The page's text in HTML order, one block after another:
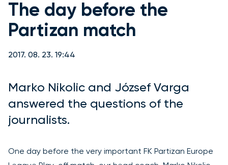
The day before the
Partizan match
2017. 08. 23. 19:44
Marko Nikolic and József Varga
answered the questions of the
journalists.
One day before the very important FK Partizan Europe